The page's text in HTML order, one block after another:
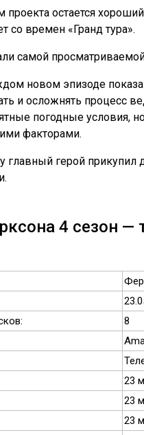
проекта остается
со времен «Гранд тура».
самой
новом эпизоде
и осложнять процесс
погодные условия,
факторами.
герой прикупил
4 сезон —
8
23
23
23